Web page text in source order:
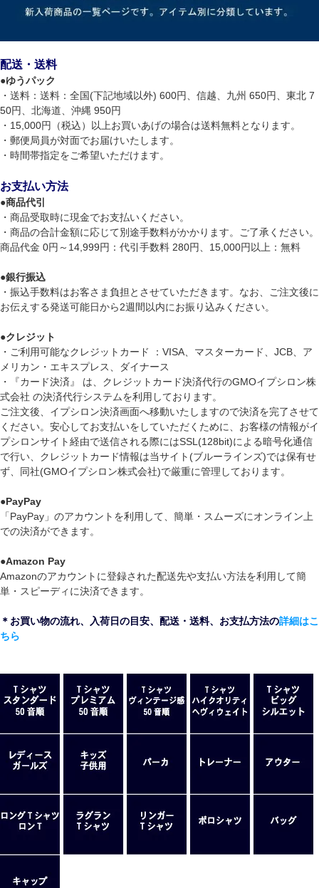
配送・送料
●ゆうパック
・送料：送料：全国(下記地域以外) 600円、信越、九州 650円、東北 7
50円、北海道、沖縄 950円
・15,000円（税込）以上お買いあげの場合は送料無料となります。
・郵便局員が対面でお届けいたします。
・時間帯指定をご希望いただけます。
お支払い方法
●商品代引
・商品受取時に現金でお支払いください。
・商品の合計金額に応じて別途手数料がかかります。ご了承ください。
商品代金 0円～14,999円：代引手数料 280円、15,000円以上：無料
●銀行振込
・振込手数料はお客さま負担とさせていただきます。なお、ご注文後に
お伝えする発送可能日から2週間以内にお振り込みください。
●クレジット
・ご利用可能なクレジットカード ：VISA、マスターカード、JCB、ア
メリカン・エキスプレス、ダイナース
・『カード決済』 は、クレジットカード決済代行のGMOイプシロン株
式会社 の決済代行システムを利用しております。
ご注文後、イプシロン決済画面へ移動いたしますので決済を完了させて
ください。安心してお支払いをしていただくために、お客様の情報がイ
プシロンサイト経由で送信される際にはSSL(128bit)による暗号化通信
で行い、クレジットカード情報は当サイト(ブルーラインズ)では保有せ
ず、同社(GMOイプシロン株式会社)で厳重に管理しております。
●PayPay
「PayPay」のアカウントを利用して、簡単・スムーズにオンライン上
での決済ができます。
●Amazon Pay
Amazonのアカウントに登録された配送先や支払い方法を利用して簡
単・スピーディに決済できます。
＊お買い物の流れ、入荷日の目安、配送・送料、お支払方法の詳細はこ
ちら